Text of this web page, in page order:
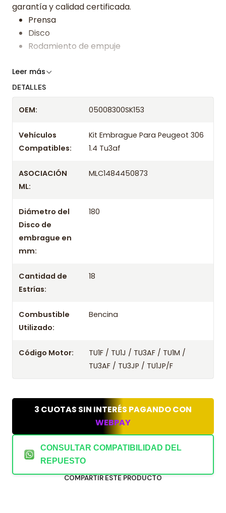
garantía y calidad certificada.
Prensa
Disco
Rodamiento de empuje
Somos especialistas en embragues desde 2019,
tienda previo correo de confirmación.
Leer más
DETALLES
OEM: 05008300SK153
Vehículos
Compatibles:
Kit Embrague Para Peugeot 306
1.4 Tu3af
ASOCIACIÓN
ML:
MLC1484450873
Diámetro del
Disco de
embrague en
mm:
180
Cantidad de
Estrías:
18
Combustible
Utilizado:
Bencina
Código Motor:
TU1F / TU1J / TU3AF / TU1M /
TU3AF / TU3JP / TU1JP/F
3 CUOTAS SIN INTERÉS PAGANDO CON
WEBPAY
CONSULTAR COMPATIBILIDAD DEL
REPUESTO
COMPARTIR ESTE PRODUCTO